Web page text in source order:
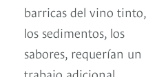
barricas del vino tinto,
los sedimentos, los
sabores, requerían un
trabajo adicional,